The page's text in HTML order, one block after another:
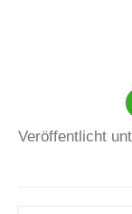
Veröffentlicht